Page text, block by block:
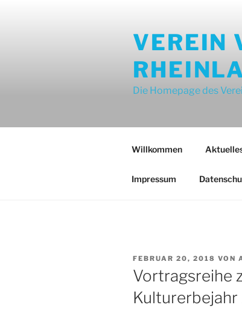
VEREIN
Die Homepage des
Willkommen
Impressum
VERÖFFENTLICHT
AM
FEBRUAR 20, 2018 VON
Vortragsreihe
Kulturerbejahr